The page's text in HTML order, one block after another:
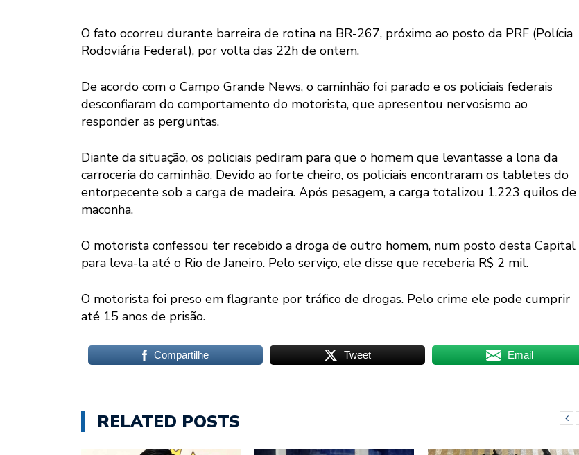
O fato ocorreu durante barreira de rotina na BR-267, próximo ao posto da PRF (Polícia
Rodoviária Federal), por volta das 22h de ontem.
De acordo com o Campo Grande News, o caminhão foi parado e os policiais federais
desconfiaram do comportamento do motorista, que apresentou nervosismo ao
responder as perguntas.
Diante da situação, os policiais pediram para que o homem que levantasse a lona da
carroceria do caminhão. Devido ao forte cheiro, os policiais encontraram os tabletes do
entorpecente sob a carga de madeira. Após pesagem, a carga totalizou 1.223 quilos de
maconha.
O motorista confessou ter recebido a droga de outro homem, num posto desta Capital
para leva-la até o Rio de Janeiro. Pelo serviço, ele disse que receberia R$ 2 mil.
O motorista foi preso em flagrante por tráfico de drogas. Pelo crime ele pode cumprir
até 15 anos de prisão.
Compartilhe Tweet Email
RELATED POSTS